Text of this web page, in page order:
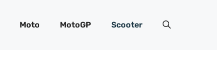
Moto MotoGP Scooter